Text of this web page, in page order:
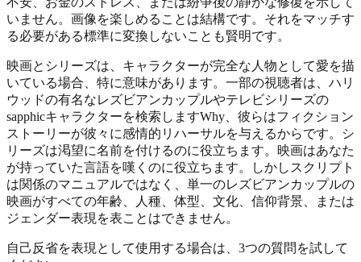
いません。画像を楽しめることは結構です。それをマッチす
る必要がある標準に変換しないことも賢明です。
映画とシリーズは、キャラクターが完全な人物として愛を描
いている場合、特に意味があります。一部の視聴者は、ハリ
ウッドの有名なレズビアンカップルやテレビシリーズの
sapphicキャラクターを検索しますWhy、彼らはフィクション
ストーリーが彼々に感情的リハーサルを与えるからです。シ
リーズは渇望に名前を付けるのに役立ちます。映画はあなた
が持っていた言語を嘆くのに役立ちます。しかしスクリプト
は関係のマニュアルではなく、単一のレズビアンカップルの
映画がすべての年齢、人種、体型、文化、信仰背景、または
ジェンダー表現を表ことはできません。
自己反省を表現として使用する場合は、3つの質問を試して